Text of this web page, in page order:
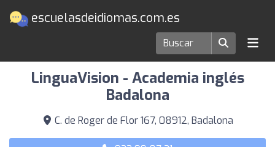
escuelasdeidiomas.com.es
Escuelas de idiomas en Badalona
LinguaVision - Academia inglés
Badalona
C. de Roger de Flor 167, 08912, Badalona